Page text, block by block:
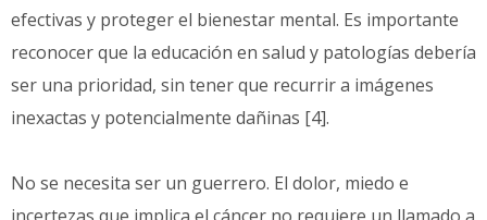
efectivas y proteger el bienestar mental. Es importante
reconocer que la educación en salud y patologías debería
ser una prioridad, sin tener que recurrir a imágenes
inexactas y potencialmente dañinas [4].
No se necesita ser un guerrero. El dolor, miedo e